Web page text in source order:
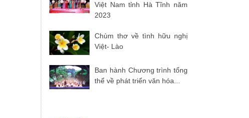
Việt Nam tỉnh Hà Tĩnh năm
2023
Chùm thơ về tình hữu nghị
Việt- Lào
Ban hành Chương trình tổng
thể về phát triển văn hóa...